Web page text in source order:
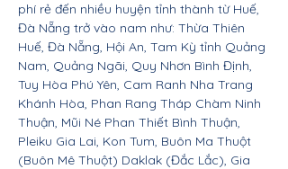
phí rẻ đến nhiều huyện tỉnh thành từ Huế,
Đà Nẵng trở vào nam như: Thừa Thiên
Huế, Đà Nẵng, Hội An, Tam Kỳ tỉnh Quảng
Nam, Quảng Ngãi, Quy Nhơn Bình Định,
Tuy Hòa Phú Yên, Cam Ranh Nha Trang
Khánh Hòa, Phan Rang Tháp Chàm Ninh
Thuận, Mũi Né Phan Thiết Bình Thuận,
Pleiku Gia Lai, Kon Tum, Buôn Ma Thuột
(Buôn Mê Thuột) Daklak (Đắc Lắc), Gia